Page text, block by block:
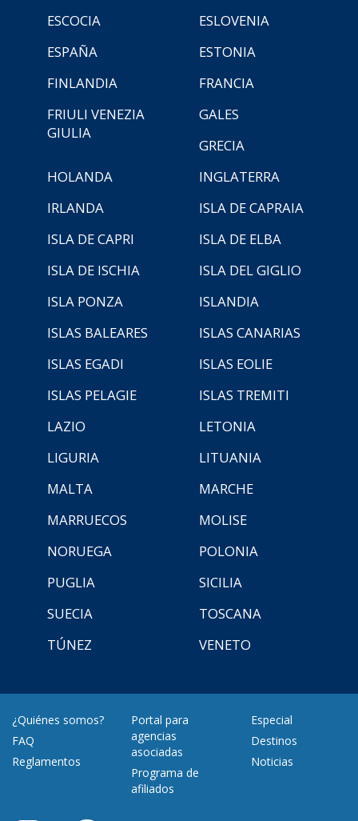
ESCOCIA
ESLOVENIA
ESPAÑA
ESTONIA
FINLANDIA
FRANCIA
FRIULI VENEZIA
GIULIA
GALES
GRECIA
HOLANDA
INGLATERRA
IRLANDA
ISLA DE CAPRAIA
ISLA DE CAPRI
ISLA DE ELBA
ISLA DE ISCHIA
ISLA DEL GIGLIO
ISLA PONZA
ISLANDIA
ISLAS BALEARES
ISLAS CANARIAS
ISLAS EGADI
ISLAS EOLIE
ISLAS PELAGIE
ISLAS TREMITI
LAZIO
LETONIA
LIGURIA
LITUANIA
MALTA
MARCHE
MARRUECOS
MOLISE
NORUEGA
POLONIA
PUGLIA
SICILIA
SUECIA
TOSCANA
TÚNEZ
VENETO
¿Quiénes somos?
FAQ
Reglamentos
Portal para
agencias
asociadas
Programa de
afiliados
Especial
Destinos
Noticias